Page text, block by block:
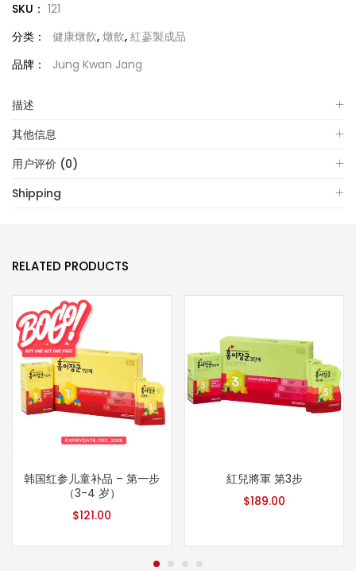
SKU： 121
分类：
健康燉飲, 燉飲, 紅蔘製成品
品牌：
Jung Kwan Jang
描述
其他信息
用户评价 (0)
Shipping
RELATED PRODUCTS
韩国红参儿童补品 – 第一步
（3-4 岁）
$121.00
紅兒將軍 第3步
$189.00